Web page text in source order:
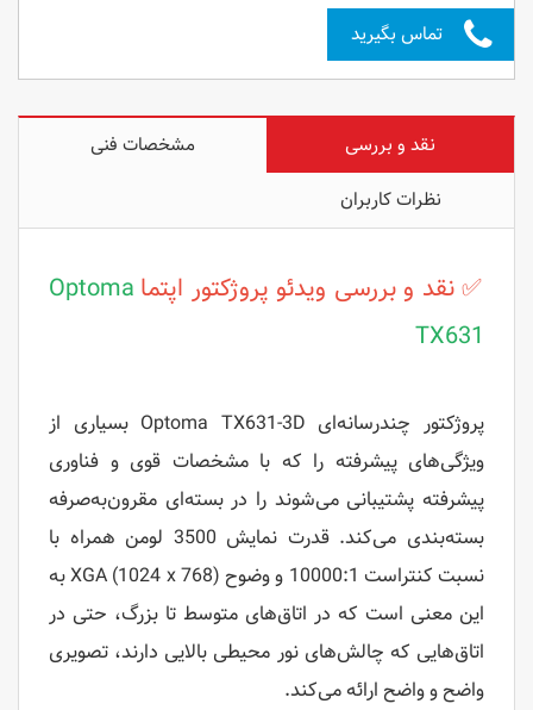
تماس بگیرید
نقد و بررسی
مشخصات فنی
نظرات کاربران
✅ نقد و بررسی ویدئو پروژکتور اپتما Optoma
TX631
پروژکتور چندرسانه‌ای Optoma TX631-3D بسیاری از
ویژگی‌های پیشرفته را که با مشخصات قوی و فناوری
پیشرفته پشتیبانی می‌شوند را در بسته‌ای مقرون‌به‌صرفه
بسته‌بندی می‌کند. قدرت نمایش 3500 لومن همراه با
نسبت کنتراست 10000:1 و وضوح XGA (1024 x 768) به
این معنی است که در اتاق‌های متوسط ​​تا بزرگ، حتی در
اتاق‌هایی که چالش‌های نور محیطی بالایی دارند، تصویری
واضح و واضح ارائه می‌کند.